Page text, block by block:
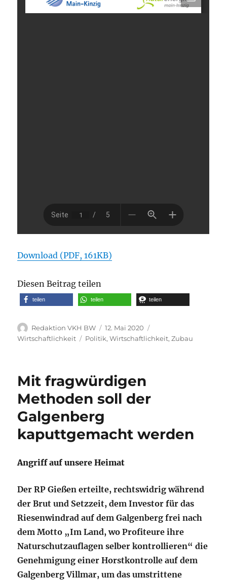
Download (PDF, 161KB)
Diesen Beitrag teilen
teilen teilen teilen
Autor
Redaktion VKH BW
Veröffentlicht
am
12. Mai 2020
Wirtschaftlichkeit
Schlagwörter
Politik,Wirtschaftlichkeit,Zubau
Mit fragwürdigen
Methoden soll der
Galgenberg
kaputtgemacht werden
Angriff auf unsere Heimat
Der RP Gießen erteilte, rechtswidrig während
der Brut und Setzzeit, dem Investor für das
Riesenwindrad auf dem Galgenberg frei nach
dem Motto „Im Land, wo Profiteure ihre
Naturschutzauflagen selber kontrollieren“ die
Genehmigung einer Horstkontrolle auf dem
Galgenberg Villmar, um das umstrittene